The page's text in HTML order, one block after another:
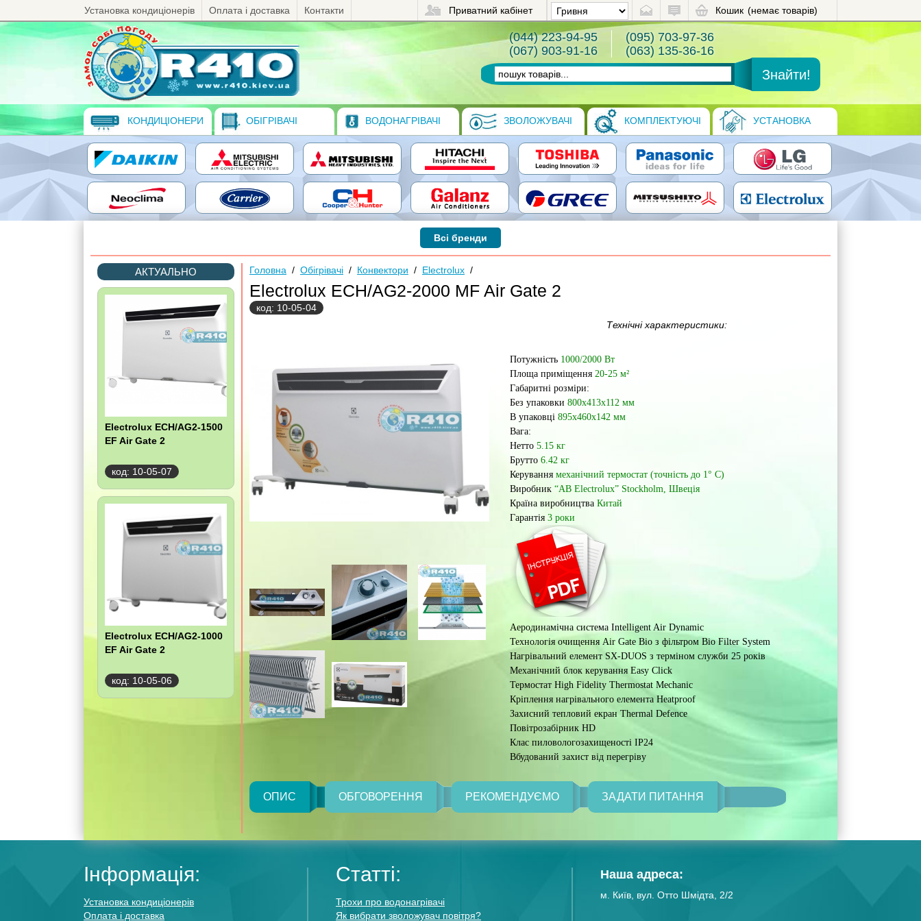
Установка кондиціонерів Оплата і доставка Контакти Кошик (немає товарів)
Приватний кабінет
(044) 223-94-95
(067) 903-91-16
(095) 703-97-36
(063) 135-36-16
КОНДИЦІОНЕРИ ОБІГРІВАЧІ ВОДОНАГРІВАЧІ ЗВОЛОЖУВАЧІ КОМПЛЕКТУЮЧІ УСТАНОВКА
Всі бренди
АКТУАЛЬНО
Electrolux ECH/AG2-1500
EF Air Gate 2
код: 10-05-07
Electrolux ECH/AG2-1000
EF Air Gate 2
код: 10-05-06
Головна / Обігрівачі / Конвектори / Electrolux /
Electrolux ECH/AG2-2000 MF Air Gate 2
код: 10-05-04
Технічні характеристики:
Потужність 1000/2000 Вт
Площа приміщення 20-25 м²
Габаритні розміри:
Без упаковки 800x413x112 мм
В упаковці 895x460x142 мм
Вага:
Нетто 5.15 кг
Брутто 6.42 кг
Керування механічний термостат (точність до 1° С)
Виробник “AB Electrolux” Stockholm, Швеція
Країна виробництва Китай
Гарантія 3 роки
Аеродинамічна система Intelligent Air Dynamic
Технологія очищення Air Gate Bio з фільтром Bio Filter System
Нагрівальний елемент SX-DUOS з терміном служби 25 років
Механічний блок керування Easy Click
Термостат High Fidelity Thermostat Mechanic
Кріплення нагрівального елемента Heatproof
Захисний тепловий екран Thermal Defence
Повітрозабірник HD
Клас пиловологозахищеності IP24
Вбудований захист від перегріву
ОПИС ОБГОВОРЕННЯ РЕКОМЕНДУЄМО ЗАДАТИ ПИТАННЯ
Інформація:
Установка кондиціонерів
Оплата і доставка
Статті:
Трохи про водонагрівачі
Як вибрати зволожувач повітря?
Наша адреса:
м. Київ, вул. Отто Шмідта, 2/2